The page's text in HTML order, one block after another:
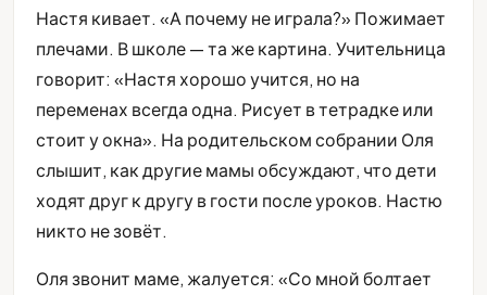
Настя кивает. «А почему не играла?» Пожимает
плечами. В школе — та же картина. Учительница
говорит: «Настя хорошо учится, но на
переменах всегда одна. Рисует в тетрадке или
стоит у окна». На родительском собрании Оля
слышит, как другие мамы обсуждают, что дети
ходят друг к другу в гости после уроков. Настю
никто не зовёт.
Оля звонит маме, жалуется: «Со мной болтает